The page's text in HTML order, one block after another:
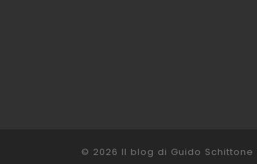
© 2026 Il blog di Guido Schittone